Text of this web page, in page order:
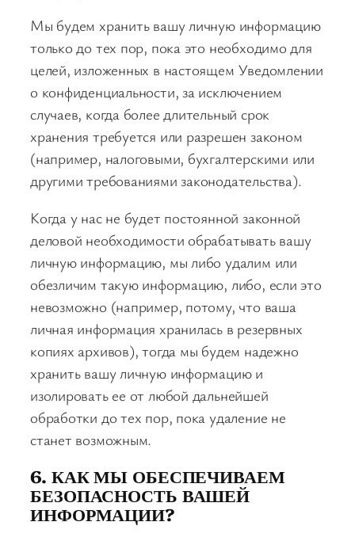
Мы будем хранить вашу личную информацию
только до тех пор, пока это необходимо для
целей, изложенных в настоящем Уведомлении
о конфиденциальности, за исключением
случаев, когда более длительный срок
хранения требуется или разрешен законом
(например, налоговыми, бухгалтерскими или
другими требованиями законодательства).
Когда у нас не будет постоянной законной
деловой необходимости обрабатывать вашу
личную информацию, мы либо удалим или
обезличим такую информацию, либо, если это
невозможно (например, потому, что ваша
личная информация хранилась в резервных
копиях архивов), тогда мы будем надежно
хранить вашу личную информацию и
изолировать ее от любой дальнейшей
обработки до тех пор, пока удаление не
станет возможным.
6. КАК МЫ ОБЕСПЕЧИВАЕМ
БЕЗОПАСНОСТЬ ВАШЕЙ
ИНФОРМАЦИИ?